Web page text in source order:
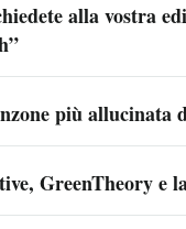
alla vostra
più allucinata
GreenTheory e